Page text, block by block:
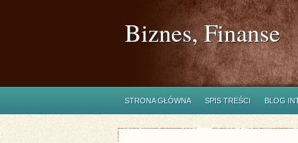
Biznes, Finanse
STRONA GŁÓWNA SPIS TREŚCI BLOG